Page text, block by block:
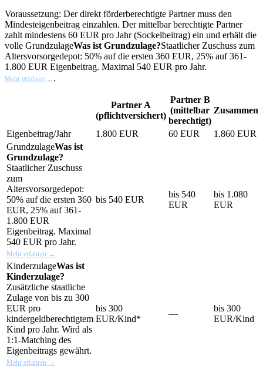
Voraussetzung: Der direkt förderberechtigte Partner muss den
Mindesteigenbeitrag einzahlen. Der mittelbar berechtigte Partner
zahlt mindestens 60 EUR pro Jahr (Sockelbeitrag) ein und erhält die
volle GrundzulageWas ist Grundzulage?Staatlicher Zuschuss zum
Altersvorsorgedepot: 50% auf die ersten 360 EUR, 25% auf 361-
1.800 EUR Eigenbeitrag. Maximal 540 EUR pro Jahr.
Mehr erfahren → .
Partner A
(pflichtversichert)
Partner B
(mittelbar
berechtigt)
Zusammen
Eigenbeitrag/Jahr 1.800 EUR 60 EUR
1.860 EUR
GrundzulageWas ist
Grundzulage?
Staatlicher Zuschuss
zum
Altersvorsorgedepot:
50% auf die ersten 360
EUR, 25% auf 361-
1.800 EUR
Eigenbeitrag. Maximal
540 EUR pro Jahr.
Mehr erfahren →
bis 540 EUR
bis 540
EUR
bis 1.080
EUR
KinderzulageWas ist
Kinderzulage?
Zusätzliche staatliche
Zulage von bis zu 300
EUR pro
kindergeldberechtigtem
Kind pro Jahr. Wird als
1:1-Matching des
Eigenbeitrags gewährt.
Mehr erfahren →
bis 300
EUR/Kind*
—
bis 300
EUR/Kind